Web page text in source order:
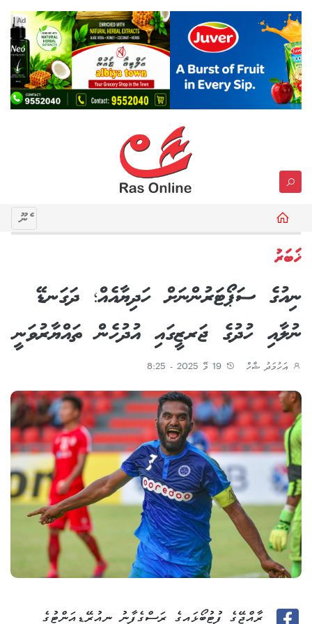
Ad
މެނޫ
ޚަބަރު
ނިއުގެ ސަޕޯޓަރުންނަށް ހަދިޔާއެއް؛ ދަގަނޑޭ
ނުލާއި ހުދުގެ ޖަރޒީގައި އުދުހެން ތައްޔާރުވަނީ
އަހުމަދު ޝާހް
ރާއްޖޭގެ ފުޓުބޯޅައިގެ ރަސްގެފާނު ނިއުރޭޑިއަންޓުގެ